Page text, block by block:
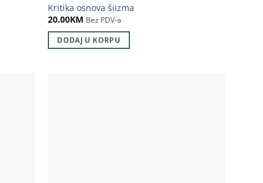
Kritika osnova šiizma
20.00KM Bez PDV-a
DODAJ U KORPU